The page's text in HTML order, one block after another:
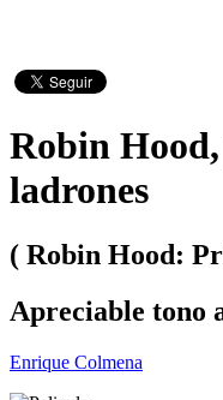
Robin
ladrones
( Robin Hood:
Apreciable tono
Enrique Colmena